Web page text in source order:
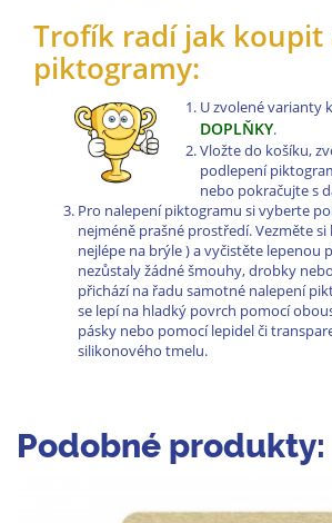
Trofík radí jak koupit
piktogramy:
U zvolené varianty
DOPLŇKY.
Vložte do košíku,
podlepení
nebo pokračujte s
Pro nalepení piktogramu si vyberte
nejméně prašné prostředí. Vezměte
nejlépe na brýle ) a vyčistěte lepenou
nezůstaly žádné šmouhy, drobky
přichází na řadu samotné nalepení
se lepí na hladký povrch pomocí
pásky nebo pomocí lepidel či
silikonového tmelu.
Podobné produkty: